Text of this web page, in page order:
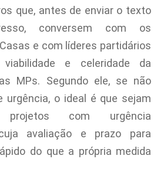
que, antes de enviar o texto
conversem com os
e com líderes partidários
e celeridade da
MPs. Segundo ele, se não
urgência, o ideal é que sejam
projetos com urgência
avaliação e prazo para
do que a própria medida